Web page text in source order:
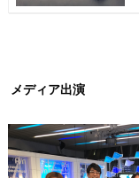
メディア出演